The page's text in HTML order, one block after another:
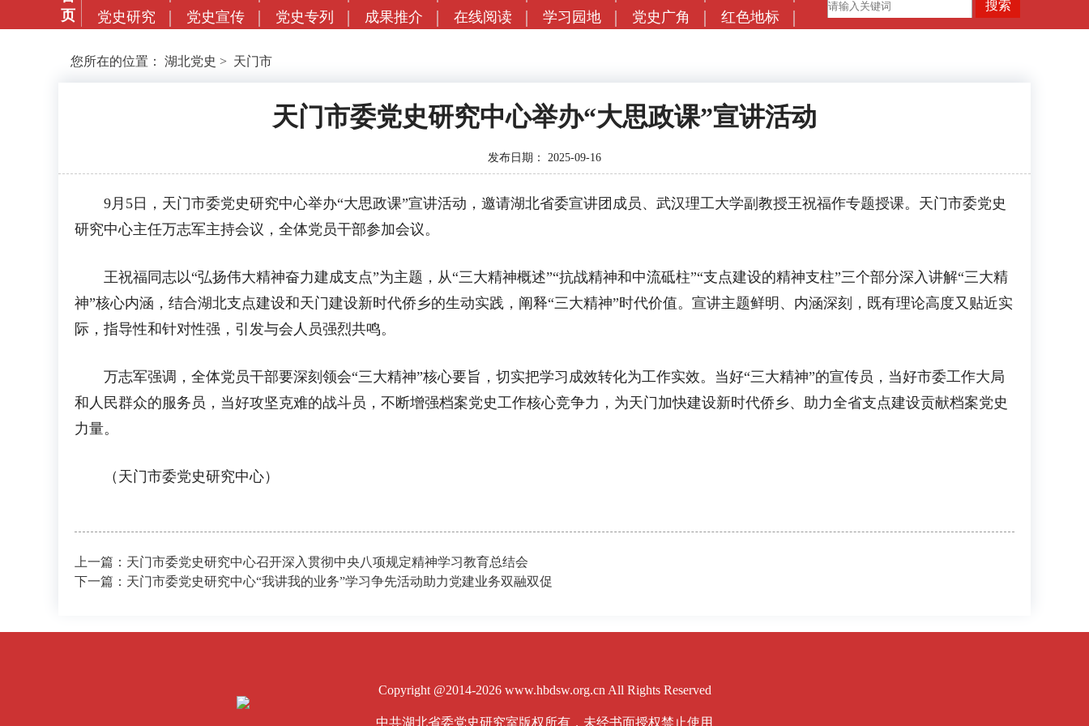
页
党史研究
党史宣传 党史专列 成果推介 在线阅读 学习园地 党史广角 红色地标
您所在的位置： 湖北党史 > 天门市
天门市委党史研究中心举办“大思政课”宣讲活动
发布日期： 2025-09-16
9月5日，天门市委党史研究中心举办“大思政课”宣讲活动，邀请湖北省委宣讲团成员、武汉理工大学副教授王祝福作专题授课。天门市委党史
研究中心主任万志军主持会议，全体党员干部参加会议。
王祝福同志以“弘扬伟大精神奋力建成支点”为主题，从“三大精神概述”“抗战精神和中流砥柱”“支点建设的精神支柱”三个部分深入讲解“三大精
神”核心内涵，结合湖北支点建设和天门建设新时代侨乡的生动实践，阐释“三大精神”时代价值。宣讲主题鲜明、内涵深刻，既有理论高度又贴近实
际，指导性和针对性强，引发与会人员强烈共鸣。
万志军强调，全体党员干部要深刻领会“三大精神”核心要旨，切实把学习成效转化为工作实效。当好“三大精神”的宣传员，当好市委工作大局
和人民群众的服务员，当好攻坚克难的战斗员，不断增强档案党史工作核心竞争力，为天门加快建设新时代侨乡、助力全省支点建设贡献档案党史
力量。
（天门市委党史研究中心）
上一篇：天门市委党史研究中心召开深入贯彻中央八项规定精神学习教育总结会
下一篇：天门市委党史研究中心“我讲我的业务”学习争先活动助力党建业务双融双促
Copyright @2014-2026 www.hbdsw.org.cn All Rights Reserved
中共湖北省委党史研究室版权所有，未经书面授权禁止使用